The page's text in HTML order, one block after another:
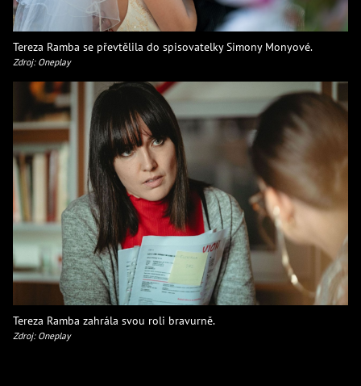
Tereza Ramba se převtělila do spisovatelky Simony Monyové.
Zdroj: Oneplay
Tereza Ramba zahrála svou roli bravurně.
Zdroj: Oneplay